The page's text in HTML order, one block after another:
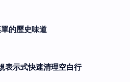
的歷史味道
示式快速清理空白行